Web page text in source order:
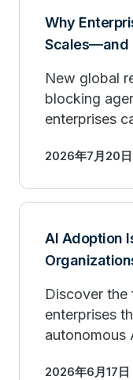
Why
Scales—and
New global
blocking
enterprises
2026年7月20
AI Adoption
Discover
enterprises
autonomous
2026年6月17